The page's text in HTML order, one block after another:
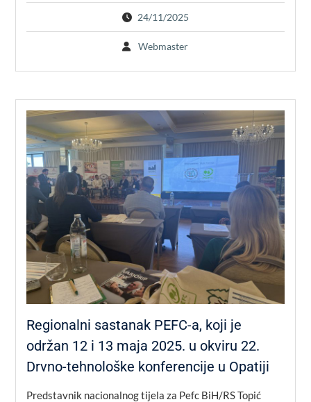
24/11/2025
Webmaster
Regionalni sastanak PEFC-a, koji je
održan 12 i 13 maja 2025. u okviru 22.
Drvno-tehnološke konferencije u Opatiji
Predstavnik nacionalnog tijela za Pefc BiH/RS Topić